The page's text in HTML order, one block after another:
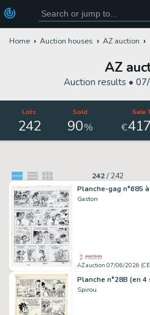
Home Auction houses AZ auction
AZ
Auction results •
Lots
242
Sold
90%
Sale
€
242/242
Gaston
AZ auction 07/06/2026
Spirou